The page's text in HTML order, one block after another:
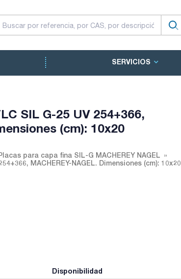
SERVICIOS
SIL G-25 UV 254+366,
(cm): 10x20
para capa fina SIL-G MACHEREY NAGEL
MACHEREY-NAGEL. Dimensiones (cm): 10x20
Disponibilidad